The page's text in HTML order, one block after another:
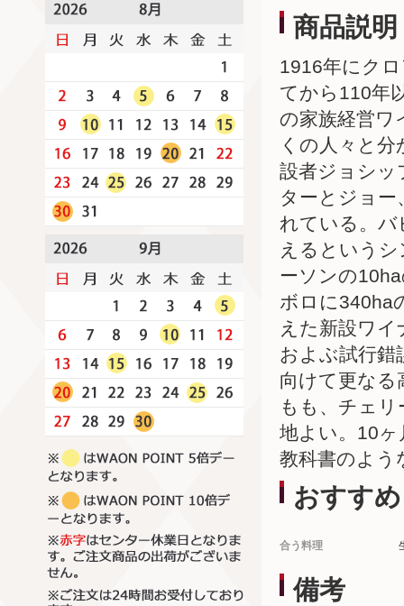
商品説明
1916年にク
てから110年
の家族経営ワ
くの人々と
設者ジョシッ
ターとジョ
れている。バ
えるという
ーソンの
ボロに340ha
えた新設ワ
およぶ試行錯
向けて更なる
もも、チェ
地よい。10
教科書のよう
おすすめ
合う料理
備考